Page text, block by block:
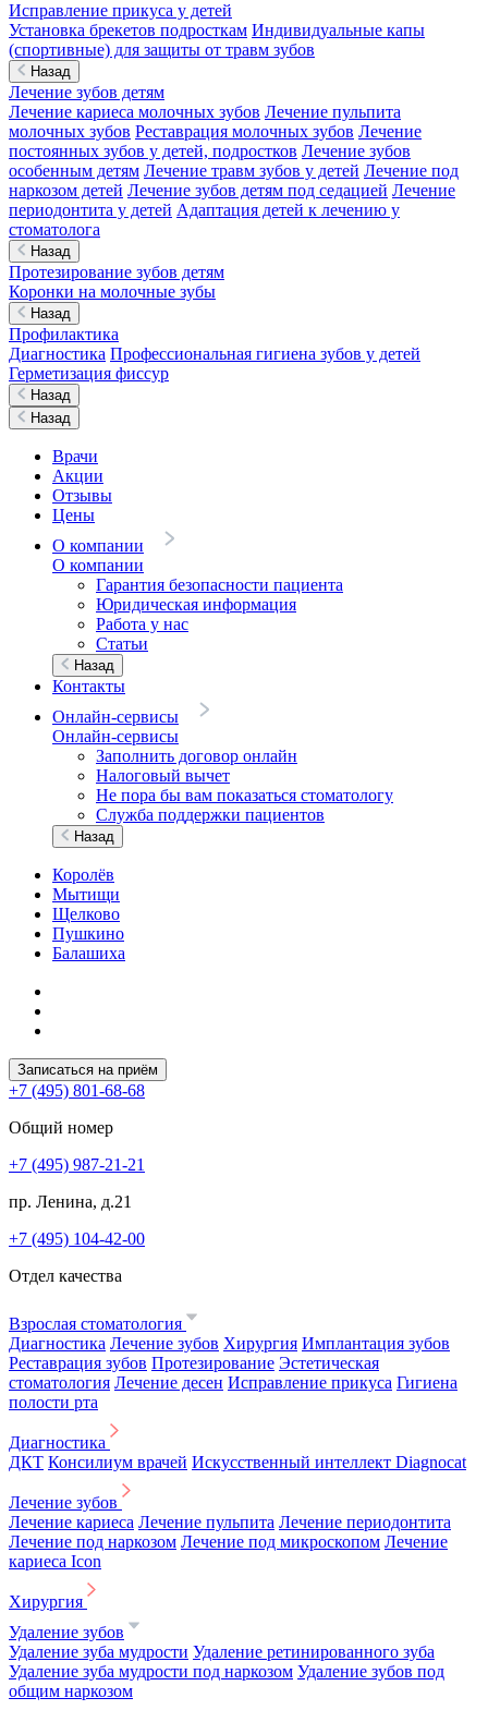
Исправление прикуса у детей
Установка брекетов подросткам Индивидуальные капы
(спортивные) для защиты от травм зубов
Назад
Лечение зубов детям
Лечение кариеса молочных зубов Лечение пульпита
молочных зубов Реставрация молочных зубов Лечение
постоянных зубов у детей, подростков Лечение зубов
особенным детям Лечение травм зубов у детей Лечение под
наркозом детей Лечение зубов детям под седацией Лечение
периодонтита у детей Адаптация детей к лечению у
стоматолога
Назад
Протезирование зубов детям
Коронки на молочные зубы
Назад
Профилактика
Диагностика Профессиональная гигиена зубов у детей
Герметизация фиссур
Назад
Назад
Врачи
Акции
Отзывы
Цены
О компании
О компании
Гарантия безопасности пациента
Юридическая информация
Работа у нас
Статьи
Назад
Контакты
Онлайн-сервисы
Онлайн-сервисы
Заполнить договор онлайн
Налоговый вычет
Не пора бы вам показаться стоматологу
Служба поддержки пациентов
Назад
Королёв
Мытищи
Щелково
Пушкино
Балашиха
Записаться на приём
+7 (495) 801-68-68
Общий номер
+7 (495) 987-21-21
пр. Ленина, д.21
+7 (495) 104-42-00
Отдел качества
Взрослая стоматология
Диагностика Лечение зубов Хирургия Имплантация зубов
Реставрация зубов Протезирование Эстетическая
стоматология Лечение десен Исправление прикуса Гигиена
полости рта
Диагностика
ДКТ Консилиум врачей Искусственный интеллект Diagnocat
Лечение зубов
Лечение кариеса Лечение пульпита Лечение периодонтита
Лечение под наркозом Лечение под микроскопом Лечение
кариеса Icon
Хирургия
Удаление зубов
Удаление зуба мудрости Удаление ретинированного зуба
Удаление зуба мудрости под наркозом Удаление зубов под
общим наркозом